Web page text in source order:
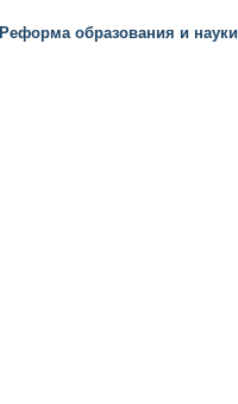
Реформа образования и науки